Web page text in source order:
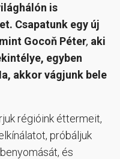
is
Csapatunk egy új
Gocoň Péter, aki
egyben
akkor vágjunk bele
régióink éttermeit,
próbáljuk
és